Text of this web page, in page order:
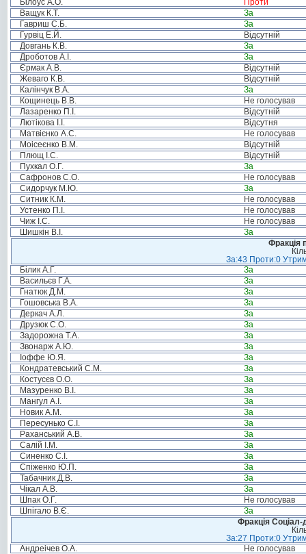
Білоус А.О.
Проти
Ващук К.Т.
За
Гавриш С.Б.
За
Гурвіц Е.Й.
Відсутній
Довгань К.В.
За
Дроботов А.І.
За
Єрмак А.В.
Відсутній
Жеваго К.В.
Відсутній
Калінчук В.А.
За
Кощинець В.В.
Не голосував
Лазаренко П.І.
Відсутній
Лютікова І.І.
Відсутня
Матвієнко А.С.
Не голосував
Моісеєнко В.М.
Відсутній
Плющ І.С.
Відсутній
Пухкал О.Г.
За
Сафронов С.О.
Не голосував
Сидорчук М.Ю.
За
Ситник К.М.
Не голосував
Устенко П.І.
Не голосував
Чиж І.С.
Не голосував
Шишкін В.І.
За
Фракція
За:43 Проти:0
Білик А.Г.
За
Васильєв Г.А.
За
Гнатюк Д.М.
За
Гошовська В.А.
За
Деркач А.Л.
За
Друзюк С.О.
За
Задорожна Т.А.
За
Звонарж А.Ю.
За
Іоффе Ю.Я.
За
Кондратевський С.М.
За
Костусєв О.О.
За
Мазуренко В.І.
За
Мангул А.І.
За
Новик А.М.
За
Пересунько С.І.
За
Раханський А.В.
За
Салій І.М.
За
Синенко С.І.
За
Спіженко Ю.П.
За
Табачник Д.В.
За
Чікал А.В.
За
Шпак О.Г.
Не голосував
Шпігало В.Є.
За
Фракція Соціал-
За:27 Проти:0
Андреічев О.А.
Не голосував